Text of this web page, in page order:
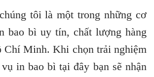
tôi là một trong những cơ
bao bì uy tín, chất lượng hàng
Chí Minh. Khi chọn trải nghiệm
in bao bì tại đây bạn sẽ nhận